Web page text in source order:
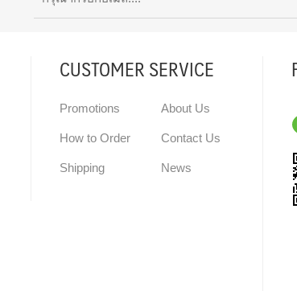
CUSTOMER SERVICE
Promotions
How to Order
Shipping
About Us
Contact Us
News